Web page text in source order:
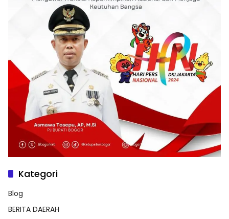
Kategori
Blog
BERITA DAERAH